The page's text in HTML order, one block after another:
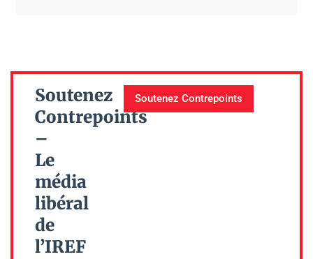
Soutenez
Contrepoints
–
Le
média
libéral
de
l’IREF
Soutenez Contrepoints